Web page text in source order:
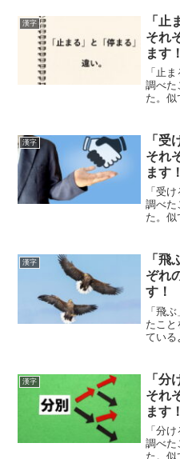
漢字
「止
それ
ます！
「止
調べた
た。似
漢字
「受
それ
ます！
「受
調べた
た。似
漢字
「飛
ぞれ
す！
「飛
たこと
ている
漢字
「分
それ
ます！
「分
調べた
た。似